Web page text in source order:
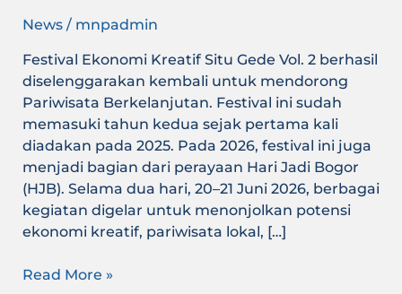
News/ mnpadmin
Festival Ekonomi Kreatif Situ Gede Vol. 2 berhasil
diselenggarakan kembali untuk mendorong
Pariwisata Berkelanjutan. Festival ini sudah
memasuki tahun kedua sejak pertama kali
diadakan pada 2025. Pada 2026, festival ini juga
menjadi bagian dari perayaan Hari Jadi Bogor
(HJB). Selama dua hari, 20–21 Juni 2026, berbagai
kegiatan digelar untuk menonjolkan potensi
ekonomi kreatif, pariwisata lokal, […]
Read More »